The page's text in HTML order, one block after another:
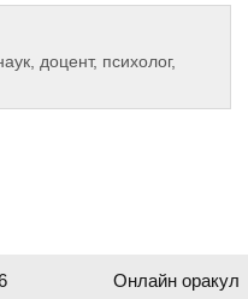
доцент, психолог,
Онлайн оракул